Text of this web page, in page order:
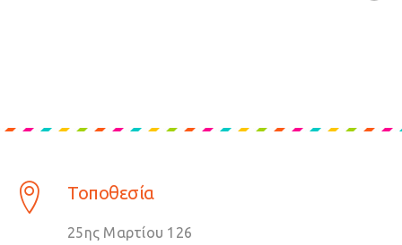
Τοποθεσία
25ης Μαρτίου 126